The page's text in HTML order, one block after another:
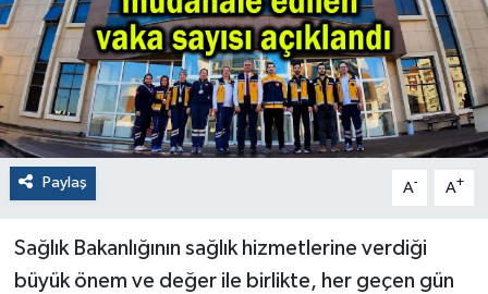
Paylaş A- A+
Sağlık Bakanlığının sağlık hizmetlerine verdiği
büyük önem ve değer ile birlikte, her geçen gün